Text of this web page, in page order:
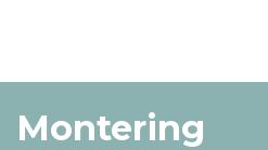
Montering